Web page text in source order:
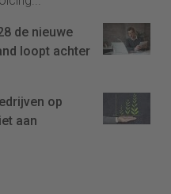
de nieuwe
loopt achter
op
aan